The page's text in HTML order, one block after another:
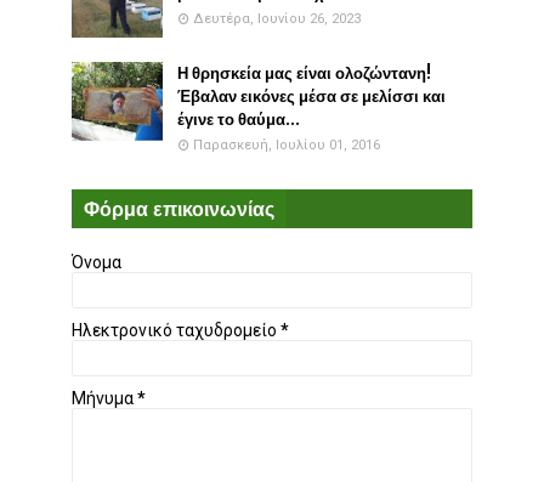
Δευτέρα, Ιουνίου 26, 2023
Η θρησκεία μας είναι ολοζώντανη!
Έβαλαν εικόνες μέσα σε μελίσσι και
έγινε το θαύμα...
Παρασκευή, Ιουλίου 01, 2016
Φόρμα επικοινωνίας
Όνομα
Ηλεκτρονικό ταχυδρομείο *
Μήνυμα*